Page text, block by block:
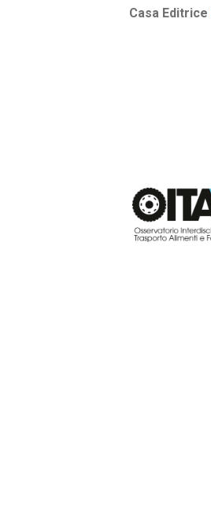
Casa Editrice